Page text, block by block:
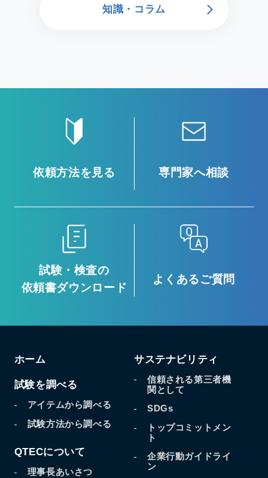
知識・コラム
依頼方法を見る 専門家へ相談
試験・検査の
依頼書ダウンロード
よくあるご質問
ホーム
試験を調べる
アイテムから調べる
試験方法から調べる
QTECについて
理事長あいさつ
サステナビリティ
信頼される第三者機
関として
SDGs
トップコミットメン
ト
企業行動ガイドライ
ン